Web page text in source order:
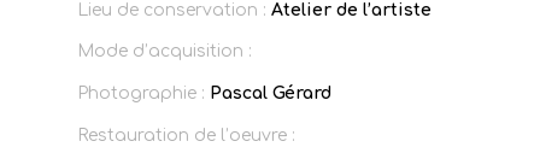
Lieu de conservation : Atelier de l’artiste
Mode d’acquisition :
Photographie : Pascal Gérard
Restauration de l’oeuvre :